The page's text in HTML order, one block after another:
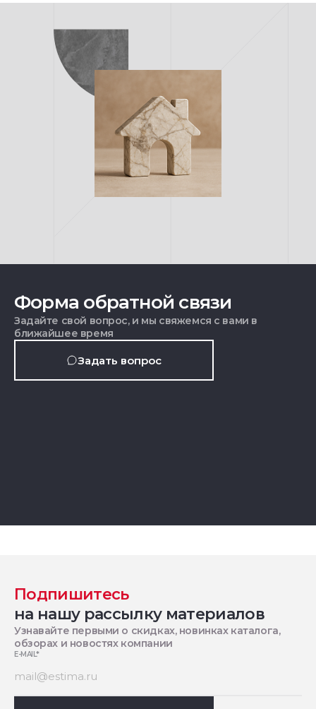
Форма обратной связи
Задайте свой вопрос, и мы свяжемся с вами в
ближайшее время
Задать вопрос
Подпишитесь
на нашу рассылку материалов
Узнавайте первыми о скидках, новинках каталога,
обзорах и новостях компании
E-MAIL*